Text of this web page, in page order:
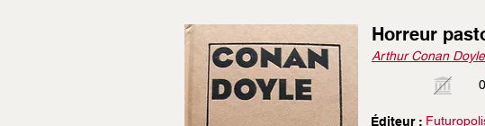
Horreur
Arthur Conan Doyle
0
Éditeur :